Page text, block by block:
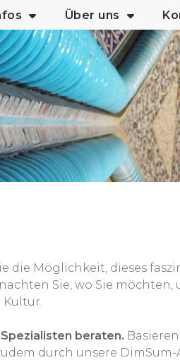
Über uns
die Möglichkeit, dieses
Sie, wo Sie
beraten.
durch unsere